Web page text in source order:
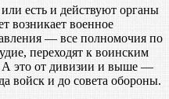
или есть и действуют органы
возникает военное
— все полномочия по
переходят к воинским
А это от дивизии и выше —
войск и до совета обороны.